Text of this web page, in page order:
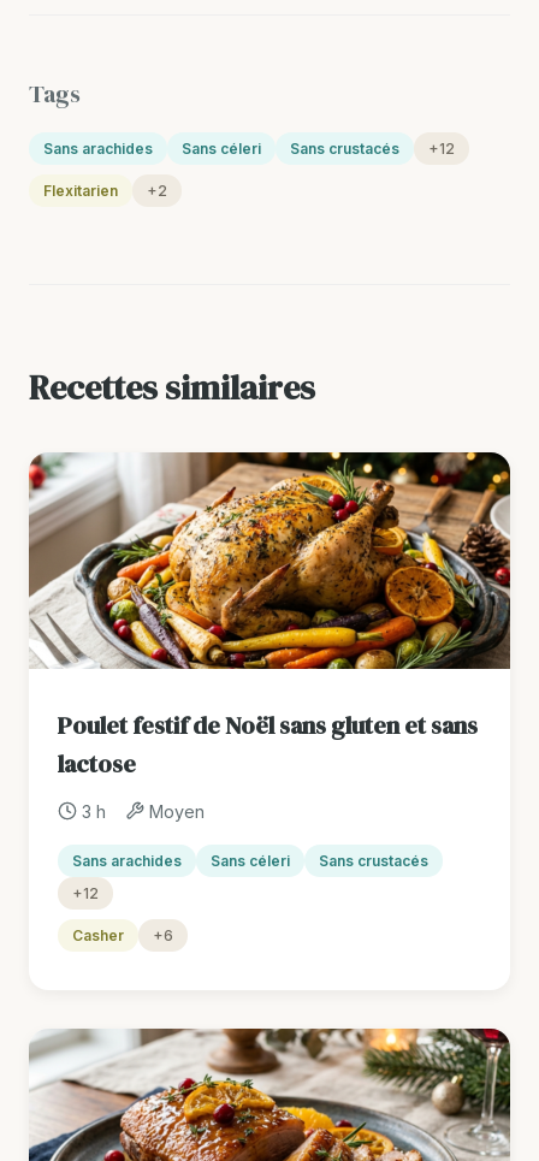
Tags
Sans arachides Sans céleri Sans crustacés +12
Flexitarien +2
Recettes similaires
Poulet festif de Noël sans gluten et sans
lactose
3 h Moyen
Sans arachides Sans céleri
Sans crustacés
+12
Casher +6